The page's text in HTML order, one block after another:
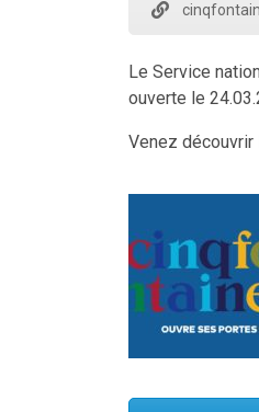
Le Service
ouverte le
Venez